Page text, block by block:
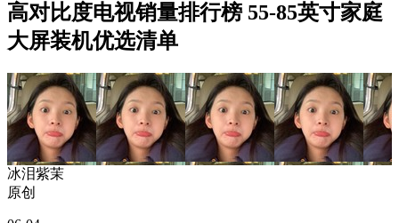
高对比度电视销量排行榜 55-85英寸家庭
大屏装机优选清单
冰泪紫茉
原创